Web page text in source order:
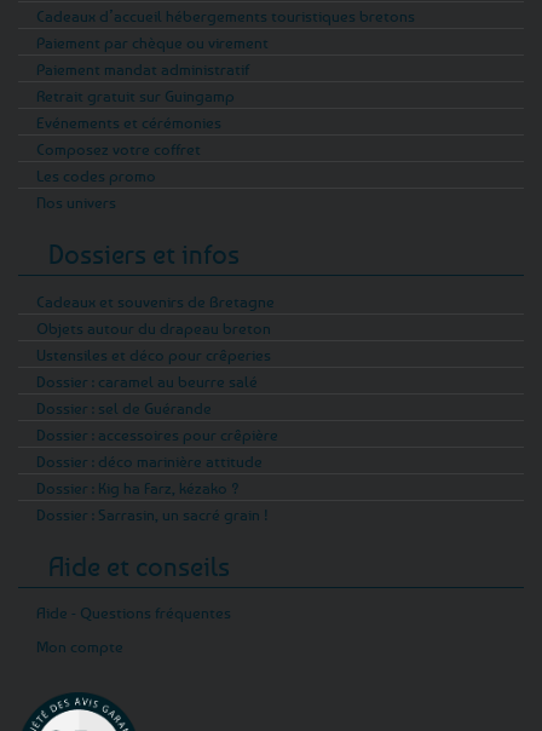
Cadeaux d’accueil hébergements touristiques bretons
Paiement par chèque ou virement
Paiement mandat administratif
Retrait gratuit sur Guingamp
Evénements et cérémonies
Composez votre coffret
Les codes promo
Nos univers
Dossiers et infos
Cadeaux et souvenirs de Bretagne
Objets autour du drapeau breton
Ustensiles et déco pour crêperies
Dossier : caramel au beurre salé
Dossier : sel de Guérande
Dossier : accessoires pour crêpière
Dossier : déco marinière attitude
Dossier : Kig ha Farz, kézako ?
Dossier : Sarrasin, un sacré grain !
Aide et conseils
Aide - Questions fréquentes
Mon compte